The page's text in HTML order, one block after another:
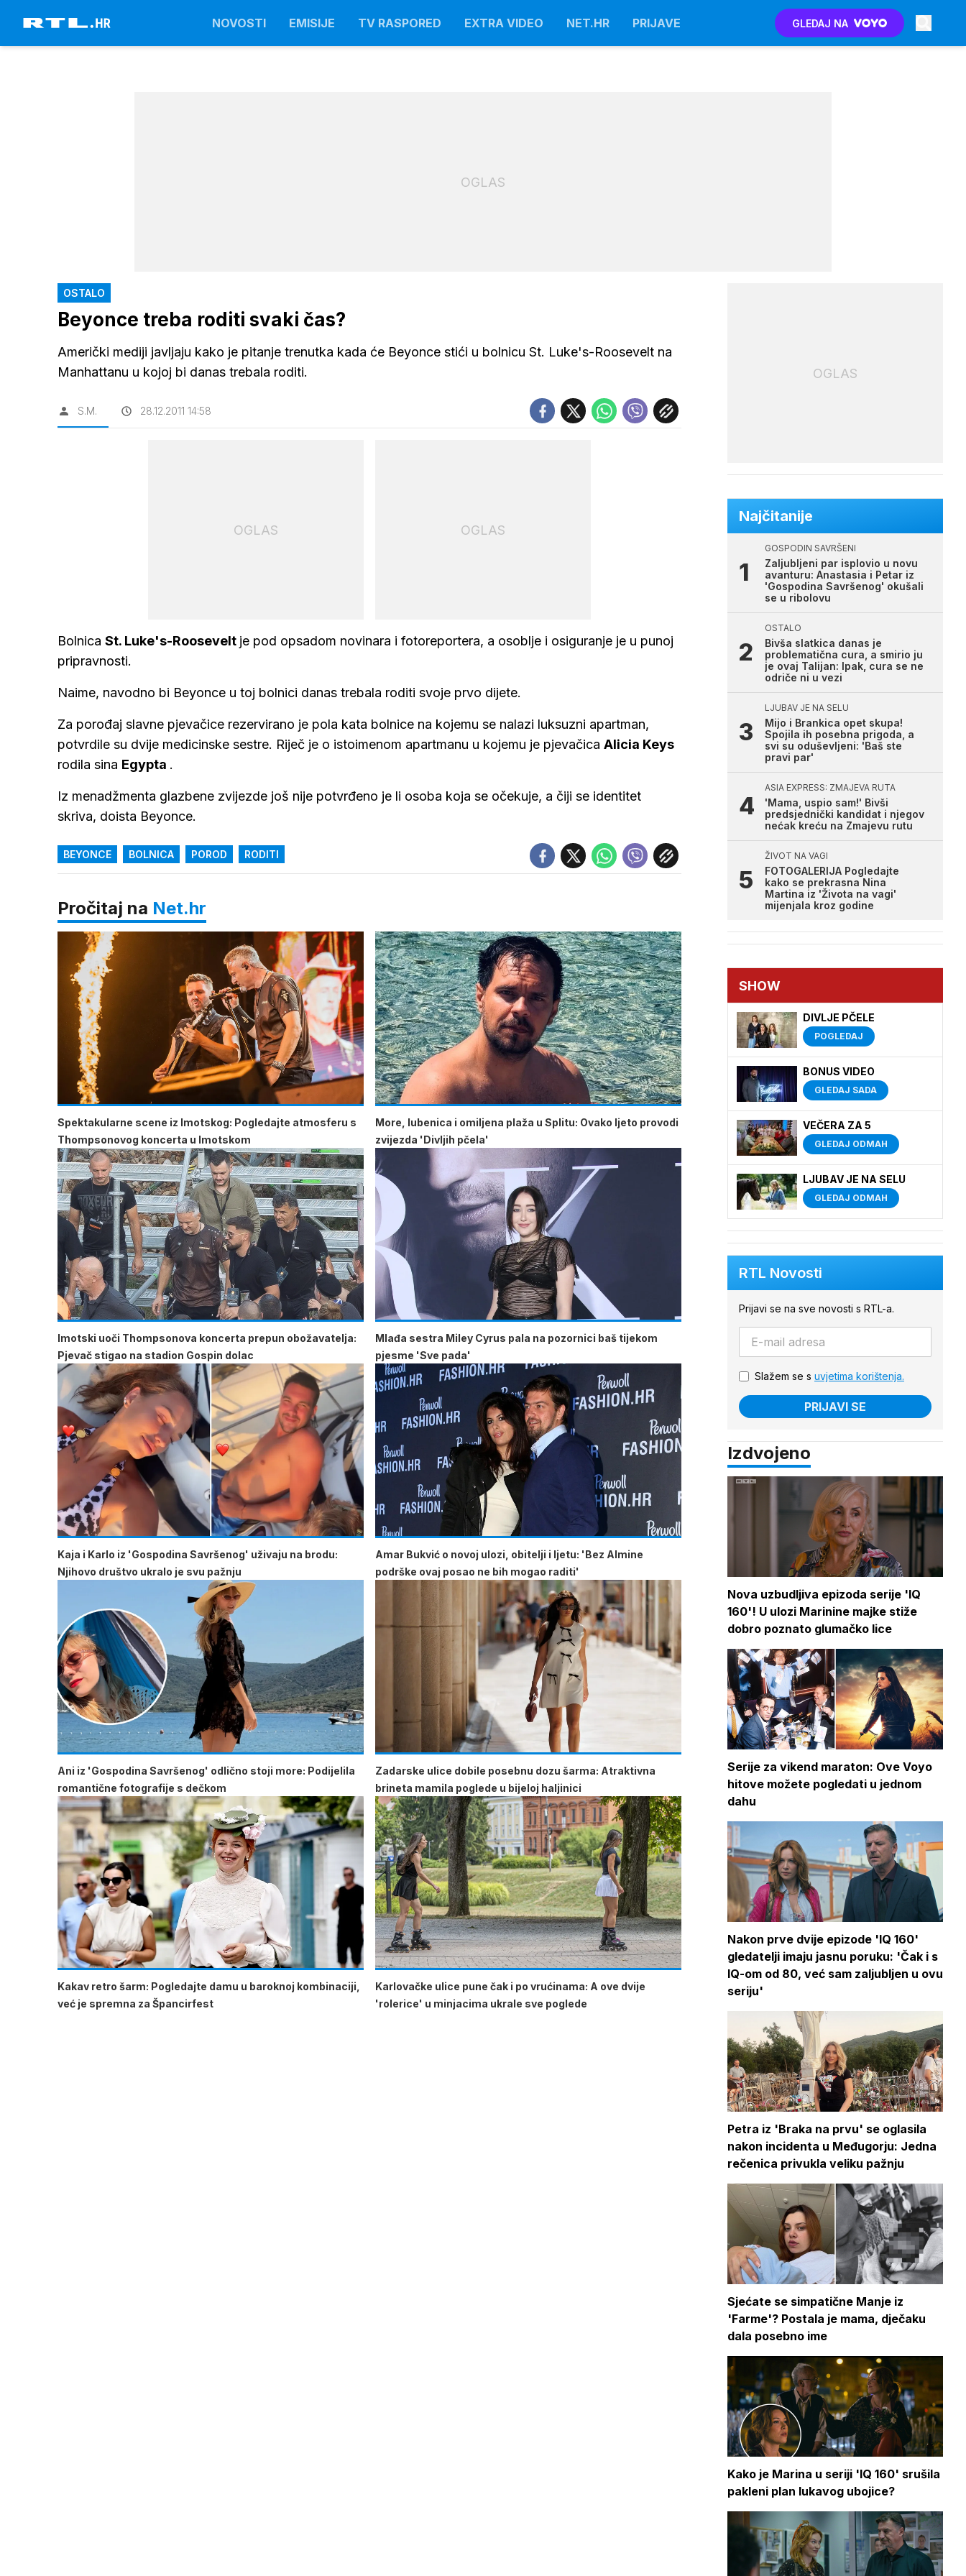
NOVOSTI EMISIJE TV RASPORED EXTRA VIDEO NET.HR PRIJAVE GLEDAJ NA
OGLAS
OSTALO
Beyonce treba roditi svaki čas?
Američki mediji javljaju kako je pitanje trenutka kada će Beyonce stići u bolnicu St. Luke's-Roosevelt na
Manhattanu u kojoj bi danas trebala roditi.
S.M. 28.12.2011 14:58
OGLAS OGLAS
Bolnica St. Luke's-Roosevelt je pod opsadom novinara i fotoreportera, a osoblje i osiguranje je u punoj
pripravnosti.
Naime, navodno bi Beyonce u toj bolnici danas trebala roditi svoje prvo dijete.
Za porođaj slavne pjevačice rezervirano je pola kata bolnice na kojemu se nalazi luksuzni apartman,
potvrdile su dvije medicinske sestre. Riječ je o istoimenom apartmanu u kojemu je pjevačica Alicia Keys
rodila sina Egypta .
Iz menadžmenta glazbene zvijezde još nije potvrđeno je li osoba koja se očekuje, a čiji se identitet
skriva, doista Beyonce.
BEYONCE BOLNICA POROD RODITI
Pročitaj na Net.hr
Spektakularne scene iz Imotskog: Pogledajte atmosferu s
Thompsonovog koncerta u Imotskom
More, lubenica i omiljena plaža u Splitu: Ovako ljeto provodi
zvijezda 'Divljih pčela'
Imotski uoči Thompsonova koncerta prepun obožavatelja:
Pjevač stigao na stadion Gospin dolac
Mlađa sestra Miley Cyrus pala na pozornici baš tijekom
pjesme 'Sve pada'
Kaja i Karlo iz 'Gospodina Savršenog' uživaju na brodu:
Njihovo društvo ukralo je svu pažnju
Amar Bukvić o novoj ulozi, obitelji i ljetu: 'Bez Almine
podrške ovaj posao ne bih mogao raditi'
Ani iz 'Gospodina Savršenog' odlično stoji more: Podijelila
romantične fotografije s dečkom
Zadarske ulice dobile posebnu dozu šarma: Atraktivna
brineta mamila poglede u bijeloj haljinici
Kakav retro šarm: Pogledajte damu u baroknoj kombinaciji,
već je spremna za Špancirfest
Karlovačke ulice pune čak i po vrućinama: A ove dvije
'rolerice' u minjacima ukrale sve poglede
OGLAS
Najčitanije
GOSPODIN SAVRŠENI
Zaljubljeni par isplovio u novu
avanturu: Anastasia i Petar iz
'Gospodina Savršenog' okušali
se u ribolovu
OSTALO
Bivša slatkica danas je
problematična cura, a smirio ju
je ovaj Talijan: Ipak, cura se ne
odriče ni u vezi
LJUBAV JE NA SELU
Mijo i Brankica opet skupa!
Spojila ih posebna prigoda, a
svi su oduševljeni: 'Baš ste
pravi par'
ASIA EXPRESS: ZMAJEVA RUTA
'Mama, uspio sam!' Bivši
predsjednički kandidat i njegov
nećak kreću na Zmajevu rutu
ŽIVOT NA VAGI
FOTOGALERIJA Pogledajte
kako se prekrasna Nina
Martina iz 'Života na vagi'
mijenjala kroz godine
SHOW
DIVLJE PČELE
POGLEDAJ
BONUS VIDEO
GLEDAJ SADA
VEČERA ZA 5
GLEDAJ ODMAH
LJUBAV JE NA SELU
GLEDAJ ODMAH
RTL Novosti
Prijavi se na sve novosti s RTL-a.
Slažem se s uvjetima korištenja.
PRIJAVI SE
Izdvojeno
Nova uzbudljiva epizoda serije 'IQ
160'! U ulozi Marinine majke stiže
dobro poznato glumačko lice
Serije za vikend maraton: Ove Voyo
hitove možete pogledati u jednom
dahu
Nakon prve dvije epizode 'IQ 160'
gledatelji imaju jasnu poruku: 'Čak i s
IQ-om od 80, već sam zaljubljen u ovu
seriju'
Petra iz 'Braka na prvu' se oglasila
nakon incidenta u Međugorju: Jedna
rečenica privukla veliku pažnju
Sjećate se simpatične Manje iz
'Farme'? Postala je mama, dječaku
dala posebno ime
Kako je Marina u seriji 'IQ 160' srušila
pakleni plan lukavog ubojice?